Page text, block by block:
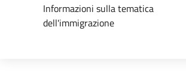
Informazioni sulla tematica
dell'immigrazione